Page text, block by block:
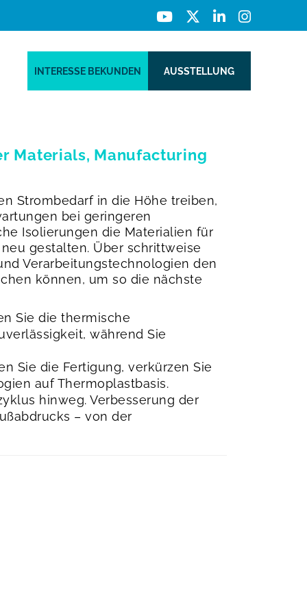
INTERESSE BEKUNDEN AUSSTELLUNG
Materials, Manufacturing
Strombedarf in die Höhe treiben,
bei geringeren
Isolierungen die Materialien für
gestalten. Über schrittweise
Verarbeitungstechnologien den
können, um so die nächste
Sie die thermische
während Sie
Sie die Fertigung, verkürzen Sie
auf Thermoplastbasis.
hinweg. Verbesserung der
– von der